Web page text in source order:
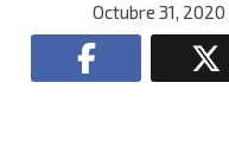
Octubre 31, 2020